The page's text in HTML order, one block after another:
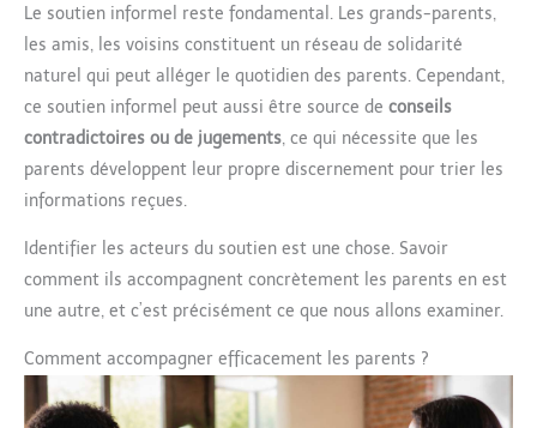
Le soutien informel reste fondamental. Les grands-parents,
les amis, les voisins constituent un réseau de solidarité
naturel qui peut alléger le quotidien des parents. Cependant,
ce soutien informel peut aussi être source de conseils
contradictoires ou de jugements, ce qui nécessite que les
parents développent leur propre discernement pour trier les
informations reçues.
Identifier les acteurs du soutien est une chose. Savoir
comment ils accompagnent concrètement les parents en est
une autre, et c’est précisément ce que nous allons examiner.
Comment accompagner efficacement les parents ?